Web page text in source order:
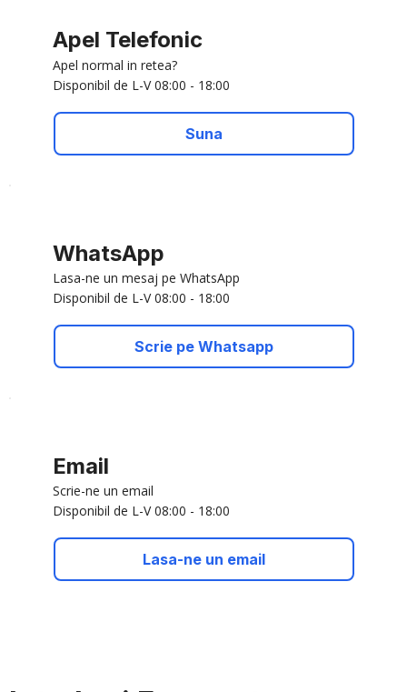
Apel Telefonic
Apel normal in retea?
Disponibil de L-V 08:00 - 18:00
Suna
WhatsApp
Lasa-ne un mesaj pe WhatsApp
Disponibil de L-V 08:00 - 18:00
Scrie pe Whatsapp
Email
Scrie-ne un email
Disponibil de L-V 08:00 - 18:00
Lasa-ne un email